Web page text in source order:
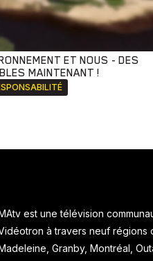
ET NOUS - DES
MAINTENANT !
est une télévision
à travers neuf régions
Granby, Montréal,